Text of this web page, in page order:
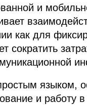
и
как для
сократить
языком,
и работу